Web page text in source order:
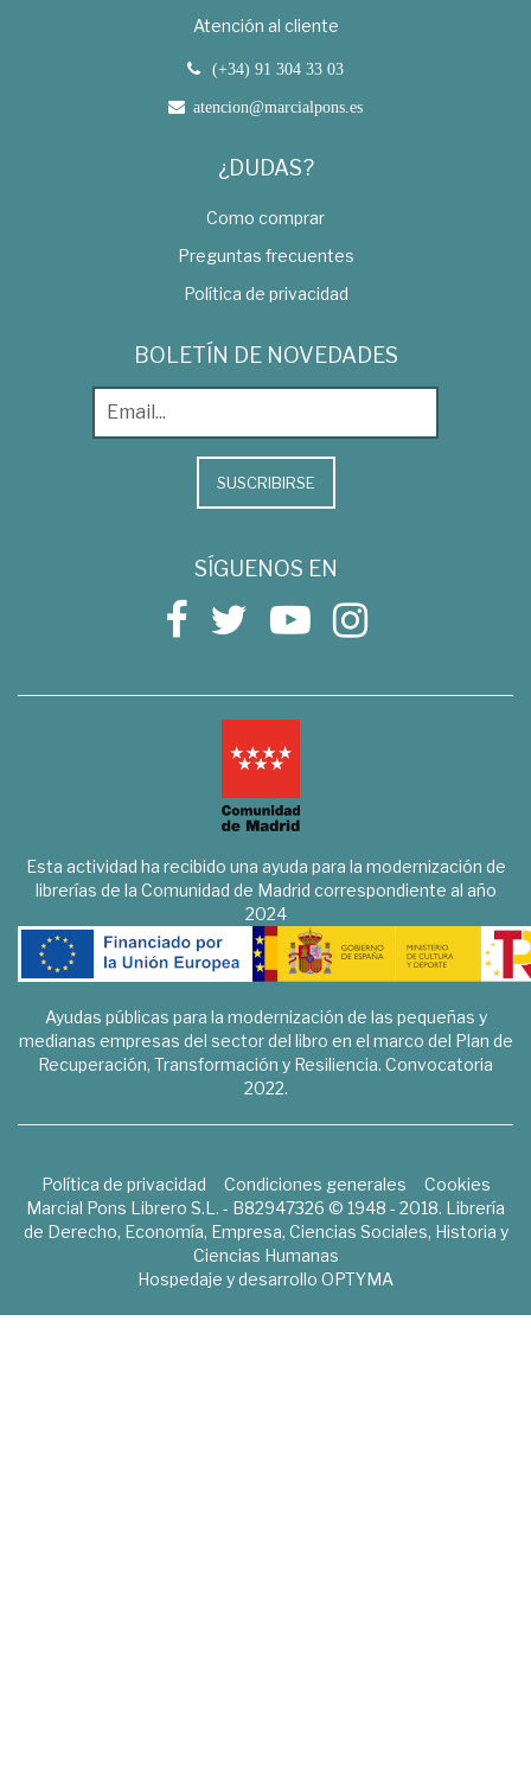
Atención al cliente
(+34) 91 304 33 03
atencion@marcialpons.es
¿DUDAS?
Como comprar
Preguntas frecuentes
Política de privacidad
BOLETÍN DE NOVEDADES
SUSCRIBIRSE
SÍGUENOS EN
Esta actividad ha recibido una ayuda para la modernización de
librerías de la Comunidad de Madrid correspondiente al año
2024
Ayudas públicas para la modernización de las pequeñas y
medianas empresas del sector del libro en el marco del Plan de
Recuperación, Transformación y Resiliencia. Convocatoria
2022.
Política de privacidad Condiciones generales
Cookies
Marcial Pons Librero S.L. - B82947326 © 1948 - 2018. Librería
de Derecho, Economía, Empresa, Ciencias Sociales, Historia y
Ciencias Humanas
Hospedaje y desarrollo OPTYMA